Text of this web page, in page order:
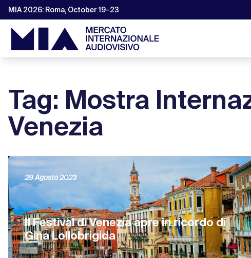
MIA 2026: Roma, October 19–23
Tag: Mostra
Venezia
Il Festival di Venezia apre in ricordo di
Gina Lollobrigida
29 Agosto 2023